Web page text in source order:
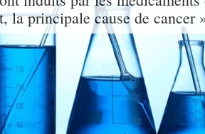
la principale cause de cancer